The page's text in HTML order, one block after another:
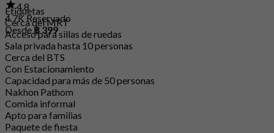
4.8
4.7K Reservado
Desde฿ 399
Etiquetas
Cerca del MRT
Acceso para sillas de ruedas
Sala privada hasta 10 personas
Cerca del BTS
Con Estacionamiento
Capacidad para más de 50 personas
Nakhon Pathom
Comida informal
Apto para familias
Paquete de fiesta